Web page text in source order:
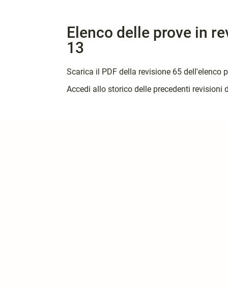
Elenco delle prove in
13
Scarica il PDF della revisione 65 dell'elenco
Accedi allo storico delle precedenti revisioni